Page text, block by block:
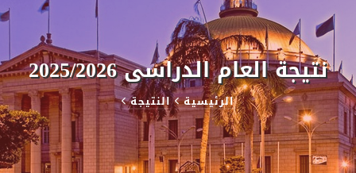
نتيجة العام الدراسى 2025/2026
الرئيسية النتيجة